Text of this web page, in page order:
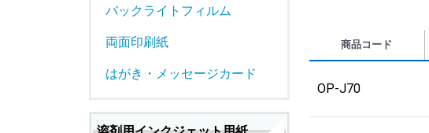
バックライトフィルム
両面印刷紙
はがき・メッセージカード
商品コード
OP-J70